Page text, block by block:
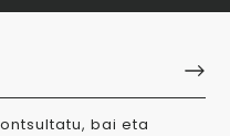
bai eta